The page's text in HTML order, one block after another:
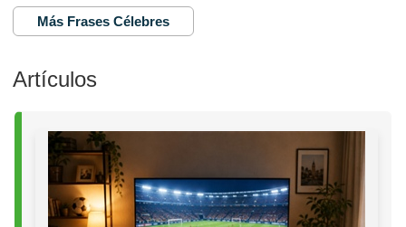
Más Frases Célebres
Artículos